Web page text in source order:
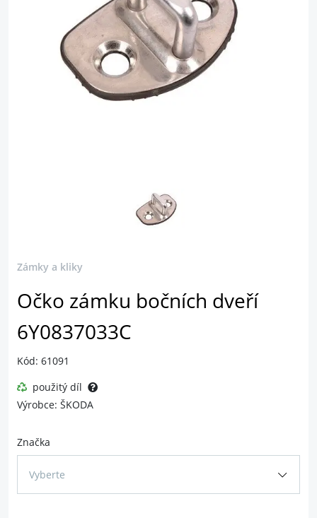
Zámky a kliky
Očko zámku bočních dveří
6Y0837033C
Kód: 61091
použitý díl
Výrobce: ŠKODA
Značka
Vyberte